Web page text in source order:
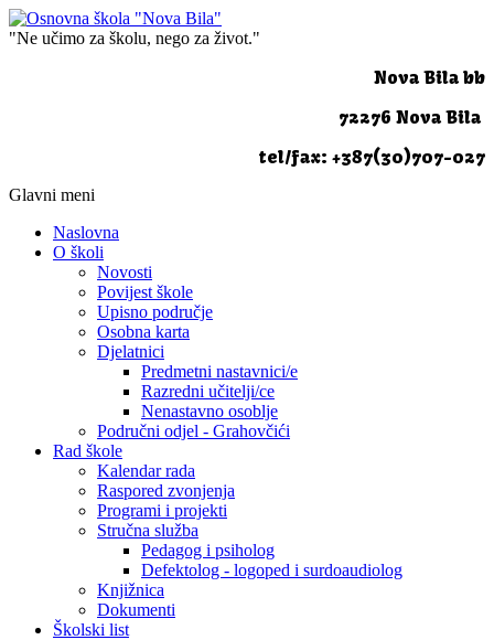
"Ne učimo za školu, nego za život."
Nova Bila bb
72276 Nova Bila
tel/fax: +387(30)707-027
Glavni meni
Naslovna
O školi
Novosti
Povijest škole
Upisno područje
Osobna karta
Djelatnici
Predmetni nastavnici/e
Razredni učitelji/ce
Nenastavno osoblje
Područni odjel - Grahovčići
Rad škole
Kalendar rada
Raspored zvonjenja
Programi i projekti
Stručna služba
Pedagog i psiholog
Defektolog - logoped i surdoaudiolog
Knjižnica
Dokumenti
Školski list